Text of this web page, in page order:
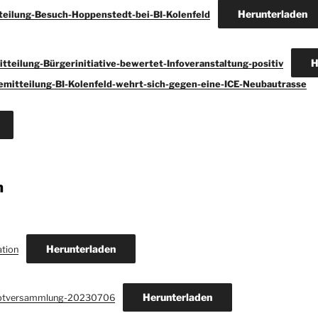
Besuch-Hoppenstedt-bei-BI-Kolenfeld Herunterladen
Bürgerinitiative-bewertet-Infoveranstaltung-positiv
BI-Kolenfeld-wehrt-sich-gegen-eine-ICE-Neubautrasse
Herunterladen
20230706 Herunterladen